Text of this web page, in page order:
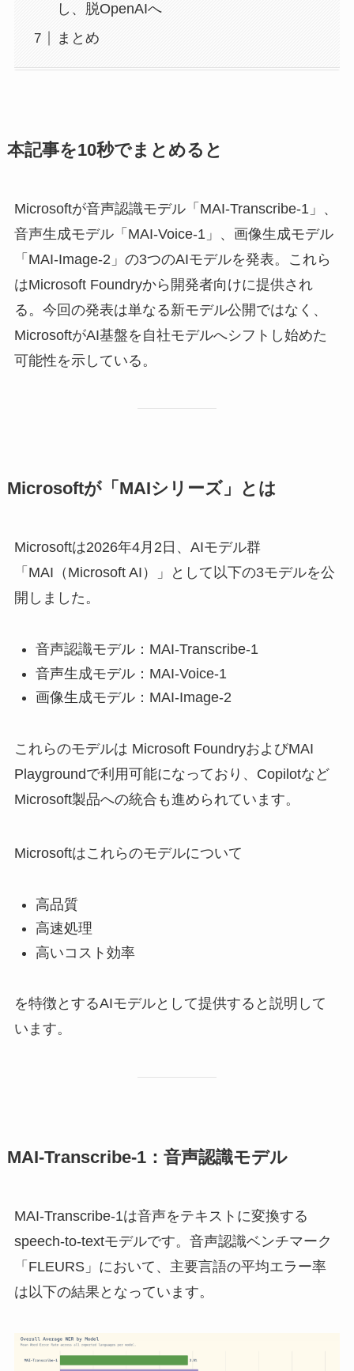
し、脱OpenAIへ
まとめ
本記事を10秒でまとめると
Microsoftが音声認識モデル「MAI-Transcribe-1」、
音声生成モデル「MAI-Voice-1」、画像生成モデル
「MAI-Image-2」の3つのAIモデルを発表。これら
はMicrosoft Foundryから開発者向けに提供され
る。今回の発表は単なる新モデル公開ではなく、
MicrosoftがAI基盤を自社モデルへシフトし始めた
可能性を示している。
Microsoftが「MAIシリーズ」とは
Microsoftは2026年4月2日、AIモデル群
「MAI（Microsoft AI）」として以下の3モデルを公
開しました。
音声認識モデル：MAI-Transcribe-1
音声生成モデル：MAI-Voice-1
画像生成モデル：MAI-Image-2
これらのモデルは Microsoft FoundryおよびMAI
Playgroundで利用可能になっており、Copilotなど
Microsoft製品への統合も進められています。
Microsoftはこれらのモデルについて
高品質
高速処理
高いコスト効率
を特徴とするAIモデルとして提供すると説明して
います。
MAI-Transcribe-1：音声認識モデル
MAI-Transcribe-1は音声をテキストに変換する
speech-to-textモデルです。音声認識ベンチマーク
「FLEURS」において、主要言語の平均エラー率
は以下の結果となっています。